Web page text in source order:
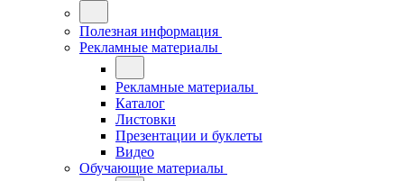
Полезная информация
Рекламные материалы
Рекламные материалы
Каталог
Листовки
Презентации и буклеты
Видео
Обучающие материалы